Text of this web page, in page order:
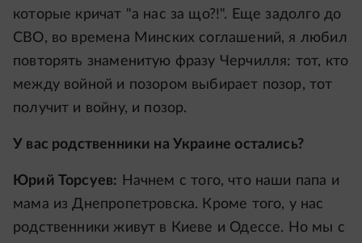
которые кричат "а нас за що?!". Еще задолго до
СВО, во времена Минских соглашений, я любил
повторять знаменитую фразу Черчилля: тот, кто
между войной и позором выбирает позор, тот
получит и войну, и позор.
У вас родственники на Украине остались?
Юрий Торсуев: Начнем с того, что наши папа и
мама из Днепропетровска. Кроме того, у нас
родственники живут в Киеве и Одессе. Но мы с